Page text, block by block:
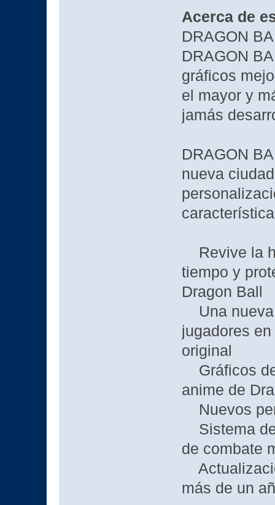
Acerca de
DRAGON
DRAGON
gráficos
el mayor y
jamás
DRAGON
nueva
Revive la
tiempo y
Dragon Ball
Una nueva
jugadores
original
Gráficos
anime de
Nuevos
Sistema de
de combate
más de un